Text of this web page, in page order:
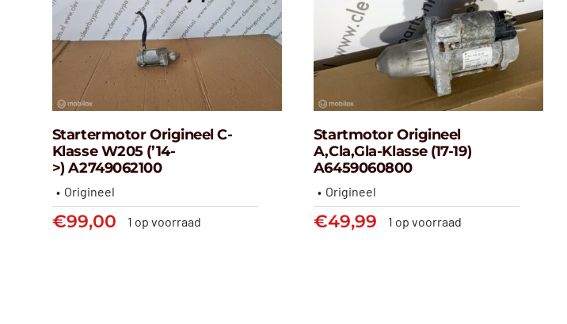
Startermotor origineel C-
klasse W205 (’14-
>) A2749062100
€99,00
Startermotor Origineel C-
Klasse W205 (’14-
>) A2749062100
Origineel
€99,00 1 op voorraad
Startmotor origineel
A,Cla,Gla-klasse (17-19)
A6459060800
€49,99
Startmotor Origineel
A,Cla,Gla-Klasse (17-19)
A6459060800
Origineel
€49,99 1 op voorraad